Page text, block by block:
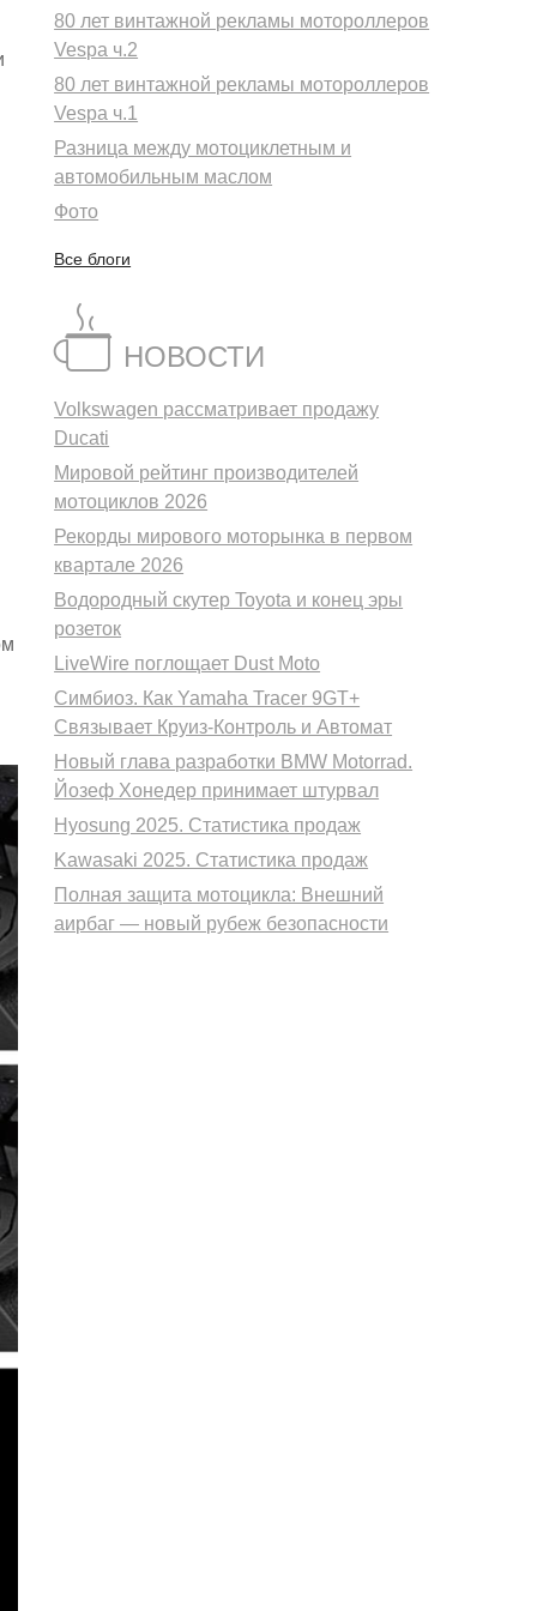
80 лет винтажной рекламы мотороллеров
Vespa ч.2
80 лет винтажной рекламы мотороллеров
Vespa ч.1
Разница между мотоциклетным и
автомобильным маслом
Фото
Все блоги
НОВОСТИ
Volkswagen рассматривает продажу
Ducati
Мировой рейтинг производителей
мотоциклов 2026
Рекорды мирового моторынка в первом
квартале 2026
Водородный скутер Toyota и конец эры
розеток
LiveWire поглощает Dust Moto
Симбиоз. Как Yamaha Tracer 9GT+
Связывает Круиз-Контроль и Автомат
Новый глава разработки BMW Motorrad.
Йозеф Хонедер принимает штурвал
Hyosung 2025. Статистика продаж
Kawasaki 2025. Статистика продаж
Полная защита мотоцикла: Внешний
аирбаг — новый рубеж безопасности